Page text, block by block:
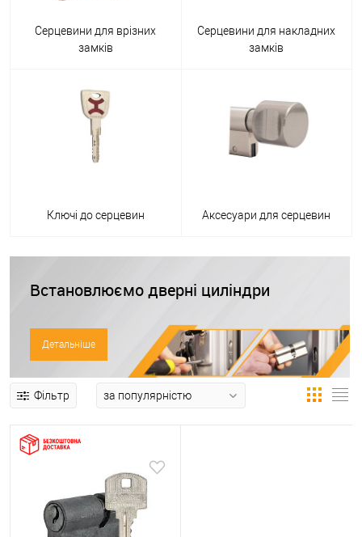
Серцевини для врізних
замків
Серцевини для накладних
замків
Ключі до серцевин Аксесуари для серцевин
Встановлюємо дверні циліндри
Детальніше
Фільтр